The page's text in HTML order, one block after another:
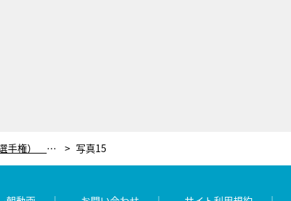
2017年大注目！WRC（世界ラリー選手権） その最大の魅力「大ジャンプ」の超絶写真20選 写真15